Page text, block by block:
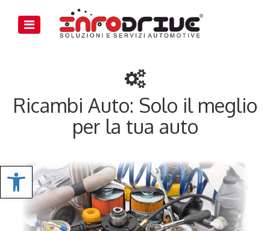
Apri Impostazioni
Ricambi Auto: Solo il meglio
per la tua auto